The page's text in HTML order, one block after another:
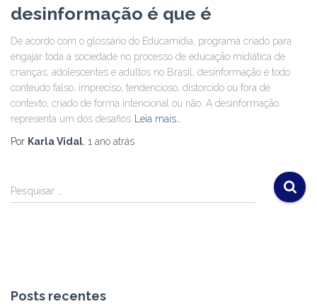
desinformação é que é
De acordo com o glossário do Educamídia, programa criado para
engajar toda a sociedade no processo de educação midiática de
crianças, adolescentes e adultos no Brasil, desinformação é todo
conteúdo falso, impreciso, tendencioso, distorcido ou fora de
contexto, criado de forma intencional ou não. A desinformação
representa um dos desafios
Leia mais…
Por Karla Vidal, 1 ano atrás
Pesquisar …
Posts recentes